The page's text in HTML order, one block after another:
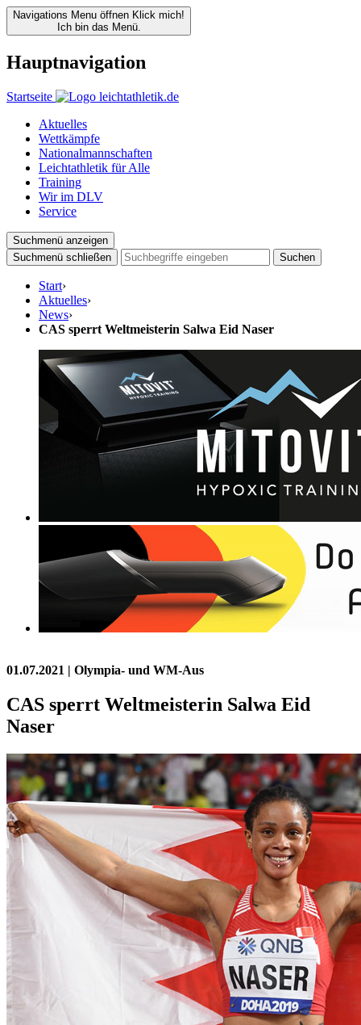
Navigations Menu öffnen Klick mich!
Ich bin das Menü.
Hauptnavigation
Startseite
Aktuelles
Wettkämpfe
Nationalmannschaften
Leichtathletik für Alle
Training
Wir im DLV
Service
Suchmenü anzeigen
Suchmenü schließen
Suchen
Start›
Aktuelles›
News›
CAS sperrt Weltmeisterin Salwa Eid Naser
01.07.2021 | Olympia- und WM-Aus
CAS sperrt Weltmeisterin Salwa Eid
Naser